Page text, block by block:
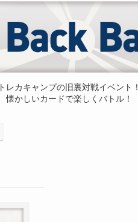
トレカキャンプの旧裏対戦イベント！
懐かしいカードで楽しくバトル！